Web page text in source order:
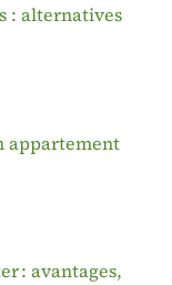
: alternatives
appartement
: avantages,